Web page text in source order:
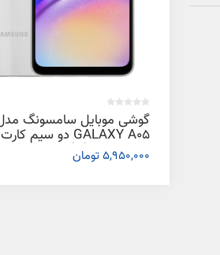
گوشی موبایل سامسونگ
GALAXY A05 دو سیم کارت
گیگابایت
5,950,000 تومان